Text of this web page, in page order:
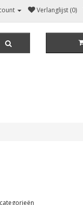
Verlanglijst (0)